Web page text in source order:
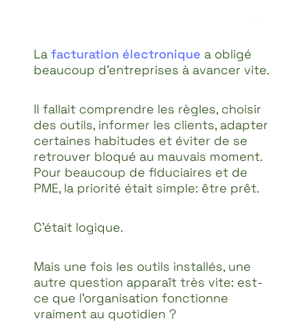
La facturation électronique a obligé
beaucoup d’entreprises à avancer vite.
Il fallait comprendre les règles, choisir
des outils, informer les clients, adapter
certaines habitudes et éviter de se
retrouver bloqué au mauvais moment.
Pour beaucoup de fiduciaires et de
PME, la priorité était simple: être prêt.
C’était logique.
Mais une fois les outils installés, une
autre question apparaît très vite: est-
ce que l’organisation fonctionne
vraiment au quotidien ?